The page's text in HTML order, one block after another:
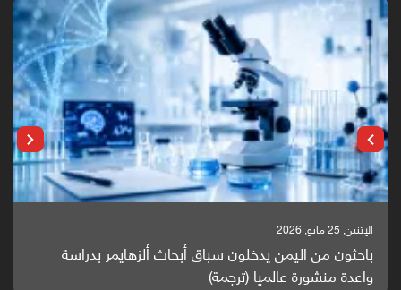
الإثنين, 25 مايو, 2026
باحثون من اليمن يدخلون سباق أبحاث ألزهايمر بدراسة
واعدة منشورة عالميا (ترجمة)